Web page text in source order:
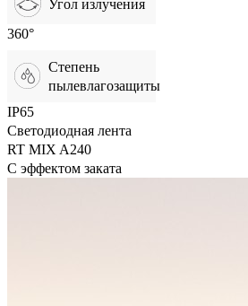
Угол излучения
360°
Степень
пылевлагозащиты
IP65
Светодиодная лента
RT MIX A240
С эффектом заката